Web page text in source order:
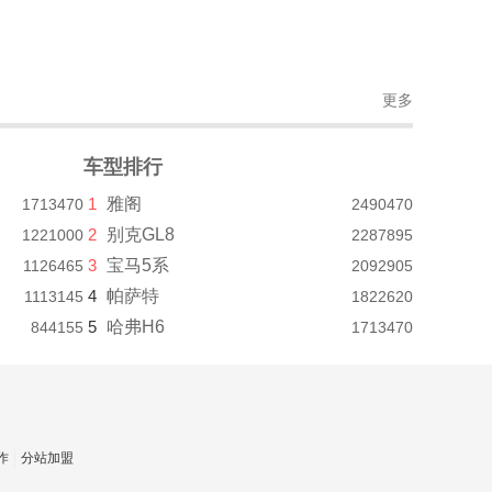
更多
1713470
1221000
1126465
1113145
844155
车型排行
1 雅阁 2490470
2 别克GL8 2287895
3 宝马5系 2092905
4 帕萨特 1822620
5 哈弗H6 1713470
分站加盟